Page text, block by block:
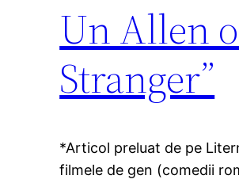
Un Allen
Stranger”
*Articol preluat de pe
filmele de gen (comedii